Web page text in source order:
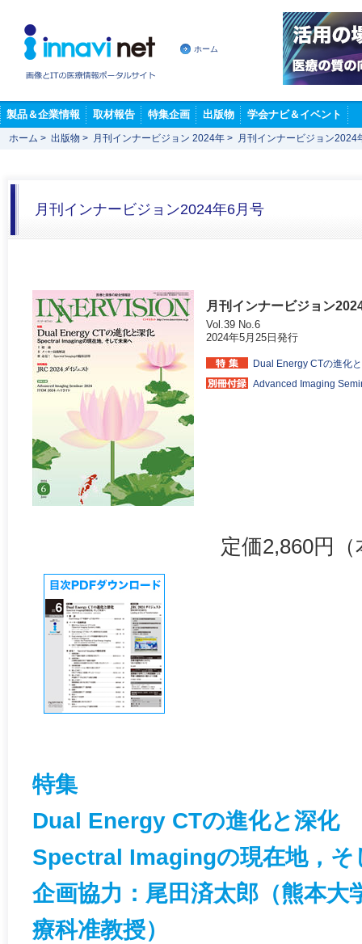
ホーム
製品＆企業情報 取材報告 特集企画 出版物 学会ナビ＆イベント
ホーム > 出版物 > 月刊インナービジョン 2024年 > 月刊インナービジョン2024
月刊インナービジョン2024年6月号
月刊インナービジョン
Vol.39 No.6
2024年5月25日発行
Dual Energy CTの進化
Advanced Imaging
定価2,860円
特集
Dual Energy CTの進化と深化
Spectral Imagingの現在地，そ
企画協力：尾田済太郎（熊本大
療科准教授）